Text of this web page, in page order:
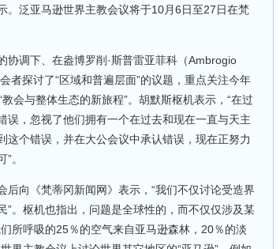
。泛亚马逊世界主教会议将于10月6日至27日在梵
协调下、在盎博罗削·斯普雷亚菲科（Ambrogio
者探讨了“区域和普遍层面”的议题，重点关注今年
会与整体生态的新旅程”。胡默斯枢机表示，“在过
误，忽视了他们拥有一个在过去和现在一直与天主
这个错误，并在大公会议中承认错误，现在正努力
。
向《梵蒂冈新闻网》表示，“我们不仅讨论受造界
”。枢机也指出，问题是全球性的，而不仅仅涉及某
所呼吸的25％的空气来自亚马逊森林，20％的淡